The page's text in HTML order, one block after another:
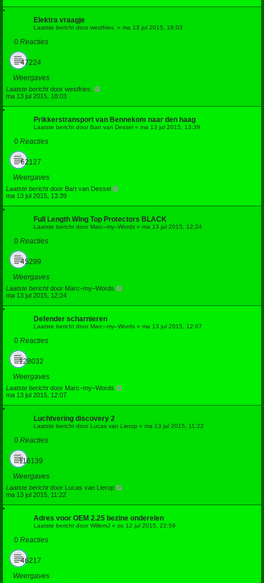
Elektra vraagje
Laatste bericht doorwestfries. « ma 13 jul 2015, 18:03
0 Reacties
47224
Weergaves
Laatste berichtdoor westfries.
ma 13 jul 2015, 18:03
Prikkerstransport van Bennekom naar den haag
Laatste bericht doorBart van Dessel « ma 13 jul 2015, 13:39
0 Reacties
62127
Weergaves
Laatste berichtdoor Bart van Dessel
ma 13 jul 2015, 13:39
Full Length Wing Top Protectors BLACK
Laatste bericht doorMarc–my–Words « ma 13 jul 2015, 12:24
0 Reacties
45299
Weergaves
Laatste berichtdoor Marc–my–Words
ma 13 jul 2015, 12:24
Defender scharnieren
Laatste bericht doorMarc–my–Words « ma 13 jul 2015, 12:07
0 Reacties
128032
Weergaves
Laatste berichtdoor Marc–my–Words
ma 13 jul 2015, 12:07
Luchtvering discovery 2
Laatste bericht doorLucas van Lierop « ma 13 jul 2015, 11:22
0 Reacties
116139
Weergaves
Laatste berichtdoor Lucas van Lierop
ma 13 jul 2015, 11:22
Adres voor OEM 2.25 bezine onderelen
Laatste bericht doorWillemJ « zo 12 jul 2015, 22:59
0 Reacties
46217
Weergaves